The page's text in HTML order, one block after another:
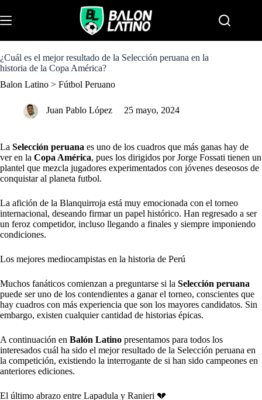
k
i
o
c
n
¿Cuál es el mejor resultado de la Selección peruana en la
historia de la Copa América?
Balon Latino > Fútbol Peruano
Juan Pablo López 25 mayo, 2024
La Selección peruana es uno de los cuadros que más ganas hay de
ver en la Copa América, pues los dirigidos por Jorge Fossati tienen un
plantel que mezcla jugadores experimentados con jóvenes deseosos de
conquistar al planeta futbol.
La afición de la Blanquirroja está muy emocionada con el torneo
internacional, deseando firmar un papel histórico. Han regresado a ser
un feroz competidor, incluso llegando a finales y siempre imponiendo
condiciones.
Los mejores mediocampistas en la historia de Perú
Muchos fanáticos comienzan a preguntarse si la Selección peruana
puede ser uno de los contendientes a ganar el torneo, conscientes que
hay cuadros con más experiencia que son los mayores candidatos. Sin
embargo, existen cualquier cantidad de historias épicas.
A continuación en Balón Latino presentamos para todos los
interesados cuál ha sido el mejor resultado de la Selección peruana en
la competición, existiendo la interrogante de si han sido campeones en
anteriores ediciones.
El último abrazo entre Lapadula y Ranieri 💔